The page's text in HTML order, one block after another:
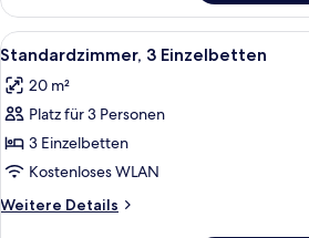
Doppelzimmer,
1 Doppelbett
und
(Premium)
Alle
Fotos
für
Standardzimmer,
3 Einzelbetten
anzeigen
Ein
4
Standardzimmer, 3 Einzelbetten
20 m²
Platz für 3 Personen
3 Einzelbetten
Kostenloses WLAN
Weitere Details
Weitere